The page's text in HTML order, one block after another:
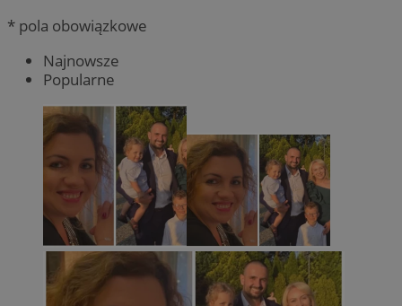
* pola obowiązkowe
Najnowsze
Popularne